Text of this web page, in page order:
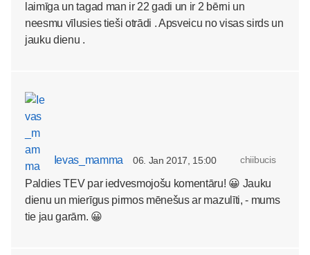
laimīga un tagad man ir 22 gadi un ir 2 bērni un
neesmu vīlusies tieši otrādi . Apsveicu no visas sirds un
jauku dienu .
Ievas_mamma 06. Jan 2017, 15:00 chiibucis
Paldies TEV par iedvesmojošu komentāru! 😀 Jauku
dienu un mierīgus pirmos mēnešus ar mazulīti, - mums
tie jau garām. 😀